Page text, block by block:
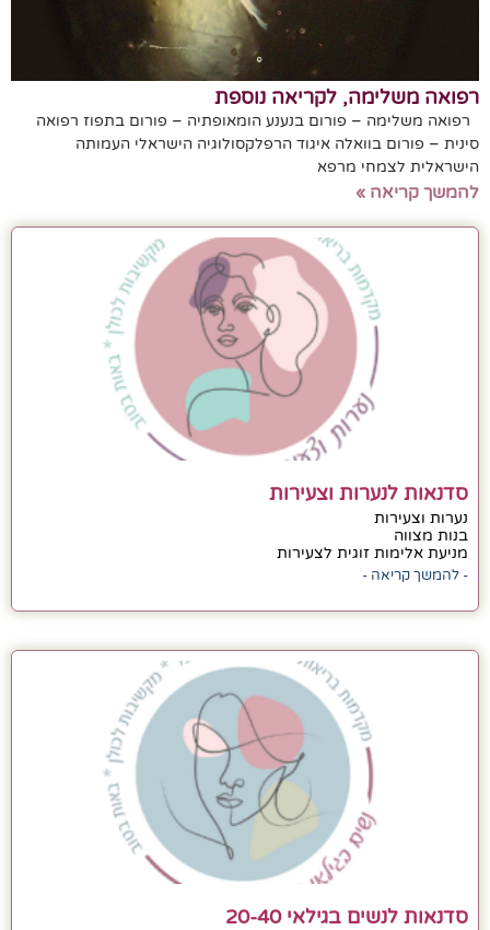
רפואה משלימה, לקריאה נוספת
רפואה משלימה – פורום בנענע הומאופתיה – פורום בתפוז רפואה
סינית – פורום בוואלה איגוד הרפלקסולוגיה הישראלי העמותה
הישראלית לצמחי מרפא
להמשך קריאה »
סדנאות לנערות וצעירות
נערות וצעירות
בנות מצווה
מניעת אלימות זוגית לצעירות
- להמשך קריאה -
סדנאות לנשים בגילאי 20-40